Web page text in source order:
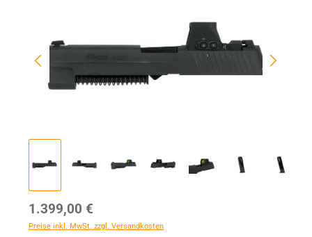
Regulärer Preis:
1.399,00 €
Preise inkl. MwSt. zzgl. Versandkosten